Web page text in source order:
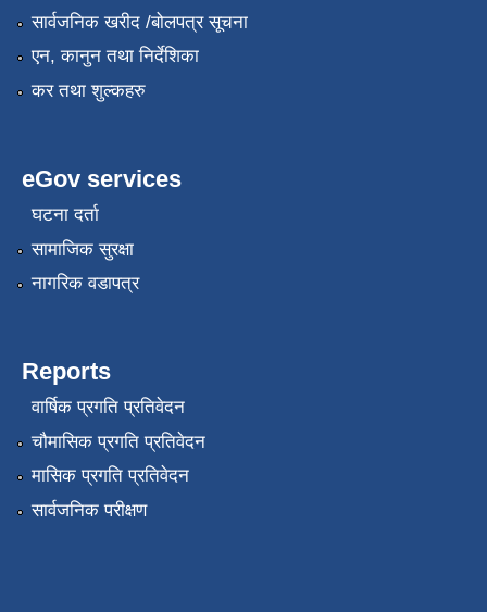
सार्वजनिक खरीद /बोलपत्र सूचना
एन, कानुन तथा निर्देशिका
कर तथा शुल्कहरु
eGov services
घटना दर्ता
सामाजिक सुरक्षा
नागरिक वडापत्र
Reports
वार्षिक प्रगति प्रतिवेदन
चौमासिक प्रगति प्रतिवेदन
मासिक प्रगति प्रतिवेदन
सार्वजनिक परीक्षण